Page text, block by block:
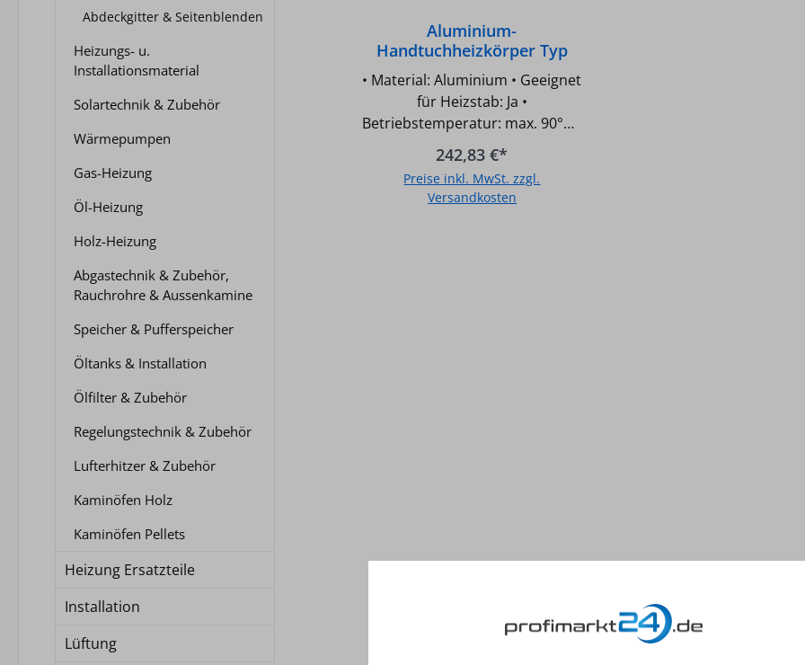
Abdeckgitter & Seitenblenden
Heizungs- u.
Installationsmaterial
Solartechnik & Zubehör
Wärmepumpen
Gas-Heizung
Öl-Heizung
Holz-Heizung
Abgastechnik & Zubehör,
Rauchrohre & Aussenkamine
Speicher & Pufferspeicher
Öltanks & Installation
Ölfilter & Zubehör
Regelungstechnik & Zubehör
Lufterhitzer & Zubehör
Kaminöfen Holz
Kaminöfen Pellets
Heizung Ersatzteile
Installation
Lüftung
Aluminium-
Handtuchheizkörper Typ
Cool 1490/600, RAL 9010
• Material: Aluminium • Geeignet
für Heizstab: Ja •
Betriebstemperatur: max. 90°C •
Betriebsdruck: max. 16 bar • 4
Anschlüsse DN 15 (1/2") • Mit
Aleternum-Innenbehandlung
gegen Korrosion • Lieferumfang:
242,83 €*
Preise inkl. MwSt. zzgl.
Versandkosten